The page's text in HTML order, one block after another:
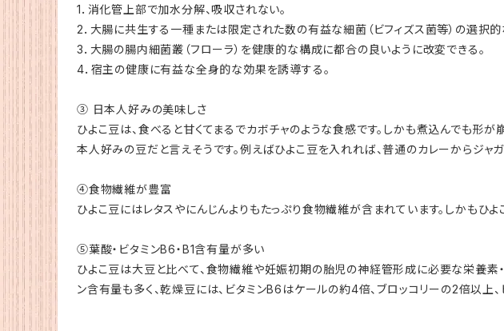
1．消化管上部で加水分解、吸収されない。
2．大腸に共生する一種または限定された数の有益な細菌（ビフィズス菌等）の選択
3．大腸の腸内細菌叢（フローラ）を健康的な構成に都合の良いように改変できる。
4．宿主の健康に有益な全身的な効果を誘導する。
③ 日本人好みの美味しさ
ひよこ豆は、食べると甘くてまるでカボチャのような食感です。しかも煮込んでも形
本人好みの豆だと言えそうです。例えばひよこ豆を入れれば、普通のカレーからジャガ
④食物繊維が豊富
ひよこ豆にはレタスやにんじんよりもたっぷり食物繊維が含まれています。しかもひ
⑤葉酸・ビタミンB6・B1含有量が多い
ひよこ豆は大豆と比べて、食物繊維や妊娠初期の胎児の神経管形成に必要な栄養素
ン含有量も多く、乾燥豆には、ビタミンB6はケールの約4倍、ブロッコリーの2倍以上